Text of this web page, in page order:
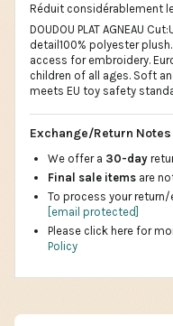
Réduit considérablement
DOUDOU PLAT AGNEAU
detail100% polyester
access for embroidery.
children of all ages. Soft
meets EU toy safety
Exchange/Return Notes
We offer a 30-day
Final sale items are
To process your return/
[email protected]
Please click here for
Policy